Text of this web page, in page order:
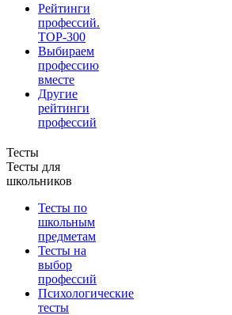
Рейтинги
профессий.
TOP-300
Выбираем
профессию
вместе
Другие
рейтинги
профессий
Тесты
Тесты для
школьников
Тесты по
школьным
предметам
Тесты на
выбор
профессий
Психологические
тесты